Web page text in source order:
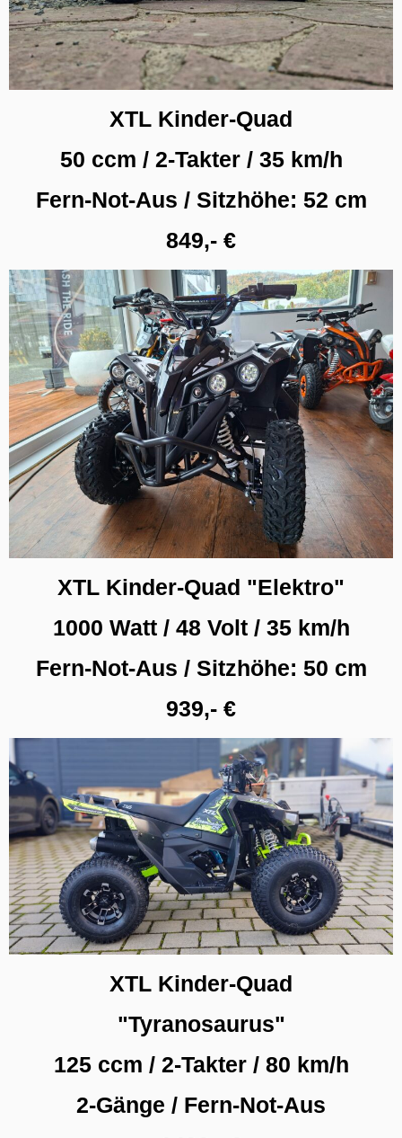
XTL Kinder-Quad
50 ccm / 2-Takter / 35 km/h
Fern-Not-Aus / Sitzhöhe: 52 cm
849,- €
XTL Kinder-Quad "Elektro"
1000 Watt / 48 Volt / 35 km/h
Fern-Not-Aus / Sitzhöhe: 50 cm
939,- €
XTL Kinder-Quad
"Tyranosaurus"
125 ccm / 2-Takter / 80 km/h
2-Gänge / Fern-Not-Aus